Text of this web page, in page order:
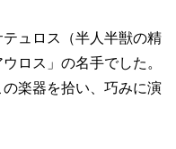
ュロス（半人半獣の精
ロス」の名手でした。
の楽器を拾い、巧みに演